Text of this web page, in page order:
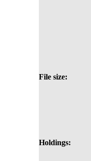
File size:
Holdings: